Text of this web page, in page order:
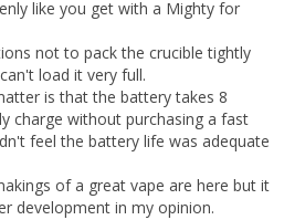
like you get with a Mighty for
not to pack the crucible tightly
load it very full.
is that the battery takes 8
charge without purchasing a fast
feel the battery life was adequate
of a great vape are here but it
development in my opinion.